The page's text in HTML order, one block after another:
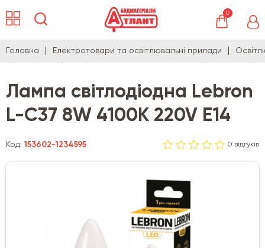
0
Головна Електротовари та освітлювальні прилади
Лампа світлодіодна Lebron
L-C37 8W 4100K 220V E14
Код:153602-1234595 0 відгуків